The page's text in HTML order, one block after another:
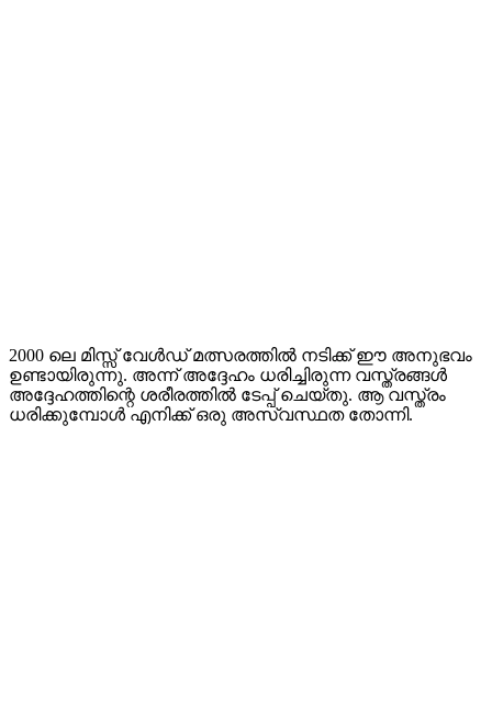
2000 ലെ മിസ്സ് വേൾഡ് മത്സരത്തിൽ നടിക്ക് ഈ അനുഭവം
ഉണ്ടായിരുന്നു. അന്ന് അദ്ദേഹം ധരിച്ചിരുന്ന വസ്ത്രങ്ങൾ
അദ്ദേഹത്തിന്റെ ശരീരത്തിൽ ടേപ്പ് ചെയ്തു. ആ വസ്ത്രം
ധരിക്കുമ്പോൾ എനിക്ക് ഒരു അസ്വസ്ഥത തോന്നി.